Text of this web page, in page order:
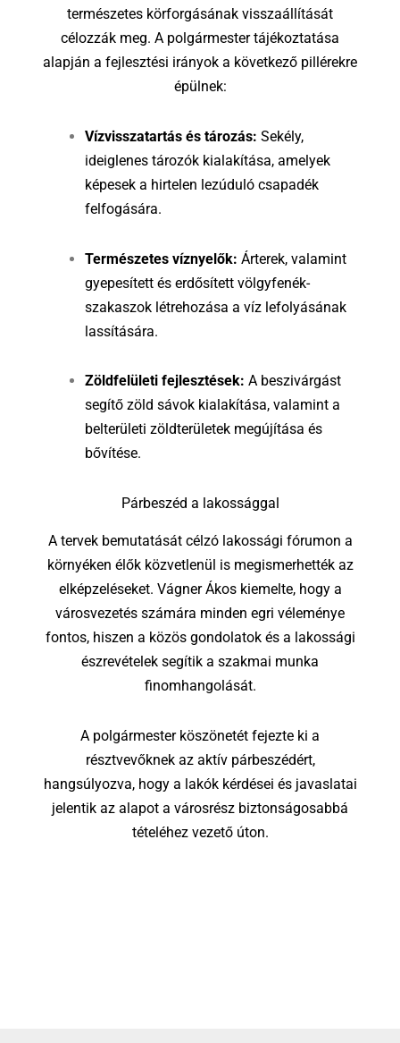
természetes körforgásának visszaállítását
célozzák meg. A polgármester tájékoztatása
alapján a fejlesztési irányok a következő pillérekre
épülnek:
Vízvisszatartás és tározás: Sekély,
ideiglenes tározók kialakítása, amelyek
képesek a hirtelen lezúduló csapadék
felfogására.
Természetes víznyelők: Árterek, valamint
gyepesített és erdősített völgyfenék-
szakaszok létrehozása a víz lefolyásának
lassítására.
Zöldfelületi fejlesztések: A beszivárgást
segítő zöld sávok kialakítása, valamint a
belterületi zöldterületek megújítása és
bővítése.
Párbeszéd a lakossággal
A tervek bemutatását célzó lakossági fórumon a
környéken élők közvetlenül is megismerhették az
elképzeléseket. Vágner Ákos kiemelte, hogy a
városvezetés számára minden egri véleménye
fontos, hiszen a közös gondolatok és a lakossági
észrevételek segítik a szakmai munka
finomhangolását.
A polgármester köszönetét fejezte ki a
résztvevőknek az aktív párbeszédért,
hangsúlyozva, hogy a lakók kérdései és javaslatai
jelentik az alapot a városrész biztonságosabbá
tételéhez vezető úton.